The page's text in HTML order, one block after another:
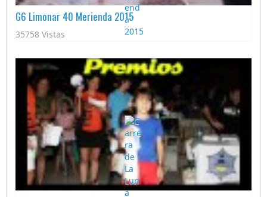
G6 Limonar 40 Merienda 2015
35758 Vistas